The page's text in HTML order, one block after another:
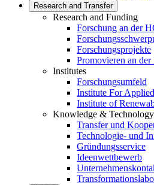
Research and Transfer
Research and Funding
Forschung an der
Forschungsprojekte
Promovieren an
Institutes
Forschungsumfeld
Institute For
Institute of
Knowledge &
Transfer und
Technologie- und
Gründungsservice
Ideenwettbewerb